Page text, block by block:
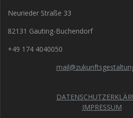
Neurieder Straße 33
82131 Gauting-Buchendorf
+49 174 4040050
IMPRESSUM